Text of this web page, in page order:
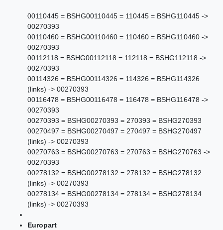
00110445 = BSHG00110445 = 110445 = BSHG110445 ->
00270393
00110460 = BSHG00110460 = 110460 = BSHG110460 ->
00270393
00112118 = BSHG00112118 = 112118 = BSHG112118 ->
00270393
00114326 = BSHG00114326 = 114326 = BSHG114326
(links) -> 00270393
00116478 = BSHG00116478 = 116478 = BSHG116478 ->
00270393
00270393 = BSHG00270393 = 270393 = BSHG270393
00270497 = BSHG00270497 = 270497 = BSHG270497
(links) -> 00270393
00270763 = BSHG00270763 = 270763 = BSHG270763 ->
00270393
00278132 = BSHG00278132 = 278132 = BSHG278132
(links) -> 00270393
00278134 = BSHG00278134 = 278134 = BSHG278134
(links) -> 00270393
Europart